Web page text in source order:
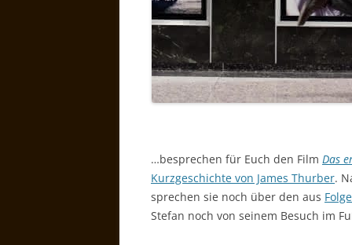
…besprechen für Euch den Film Das
Kurzgeschichte von James Thurber.
sprechen sie noch über den aus
Stefan noch von seinem Besuch im